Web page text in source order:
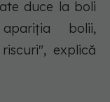
duce la boli
apariția bolii,
explică